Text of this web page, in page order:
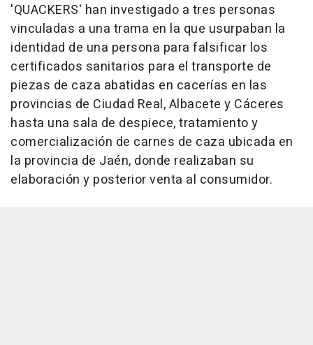
'QUACKERS' han investigado a tres personas
vinculadas a una trama en la que usurpaban la
identidad de una persona para falsificar los
certificados sanitarios para el transporte de
piezas de caza abatidas en cacerías en las
provincias de Ciudad Real, Albacete y Cáceres
hasta una sala de despiece, tratamiento y
comercialización de carnes de caza ubicada en
la provincia de Jaén, donde realizaban su
elaboración y posterior venta al consumidor.